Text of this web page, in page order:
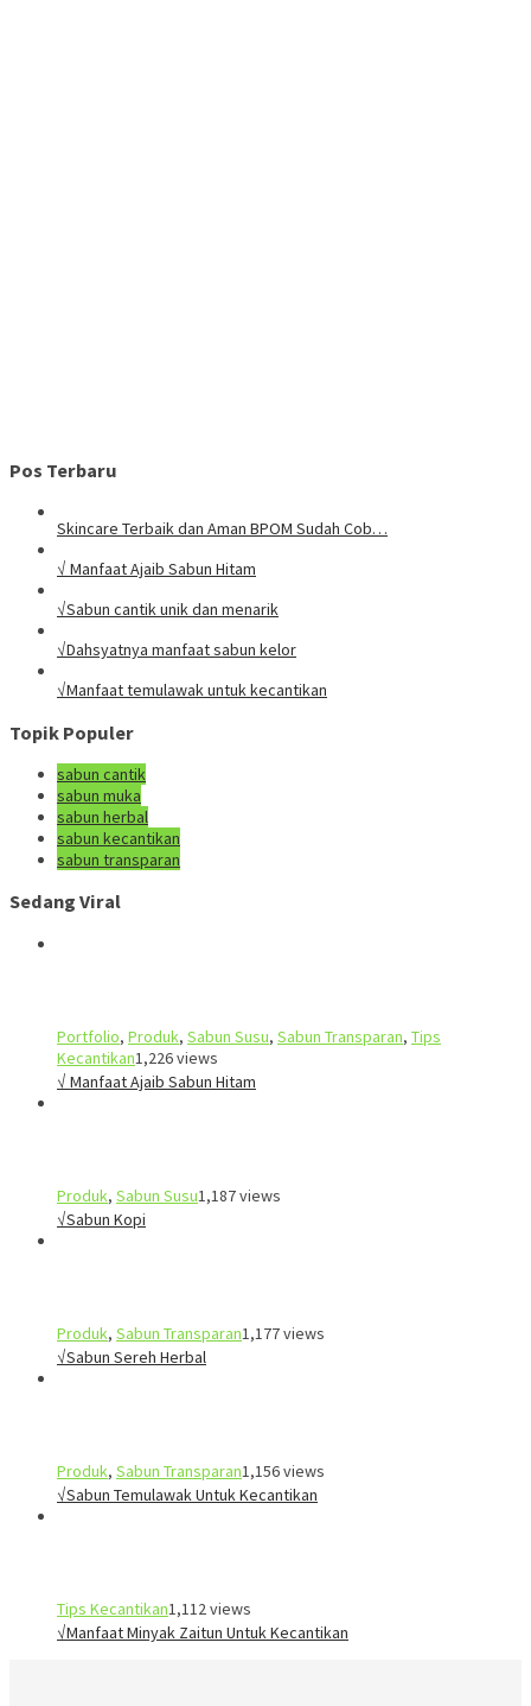
Pos Terbaru
Skincare Terbaik dan Aman BPOM Sudah Cob…
√ Manfaat Ajaib Sabun Hitam
√Sabun cantik unik dan menarik
√Dahsyatnya manfaat sabun kelor
√Manfaat temulawak untuk kecantikan
Topik Populer
sabun cantik
sabun muka
sabun herbal
sabun kecantikan
sabun transparan
Sedang Viral
Portfolio, Produk, Sabun Susu, Sabun Transparan, Tips
Kecantikan1,226 views
√ Manfaat Ajaib Sabun Hitam
Produk, Sabun Susu1,187 views
√Sabun Kopi
Produk, Sabun Transparan1,177 views
√Sabun Sereh Herbal
Produk, Sabun Transparan1,156 views
√Sabun Temulawak Untuk Kecantikan
Tips Kecantikan1,112 views
√Manfaat Minyak Zaitun Untuk Kecantikan